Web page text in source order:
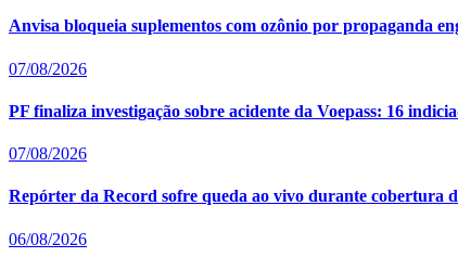
Anvisa bloqueia suplementos com ozônio por propaganda
07/08/2026
PF finaliza investigação sobre acidente da Voepass: 16
07/08/2026
Repórter da Record sofre queda ao vivo durante cobertura
06/08/2026